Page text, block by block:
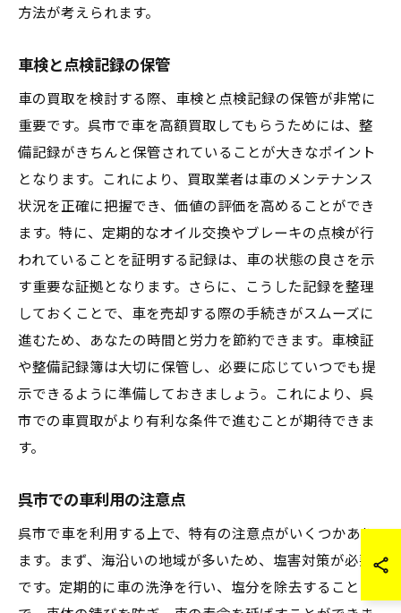
方法が考えられます。
車検と点検記録の保管
車の買取を検討する際、車検と点検記録の保管が非常に
重要です。呉市で車を高額買取してもらうためには、整
備記録がきちんと保管されていることが大きなポイント
となります。これにより、買取業者は車のメンテナンス
状況を正確に把握でき、価値の評価を高めることができ
ます。特に、定期的なオイル交換やブレーキの点検が行
われていることを証明する記録は、車の状態の良さを示
す重要な証拠となります。さらに、こうした記録を整理
しておくことで、車を売却する際の手続きがスムーズに
進むため、あなたの時間と労力を節約できます。車検証
や整備記録簿は大切に保管し、必要に応じていつでも提
示できるように準備しておきましょう。これにより、呉
市での車買取がより有利な条件で進むことが期待できま
す。
呉市での車利用の注意点
呉市で車を利用する上で、特有の注意点がいくつかあり
ます。まず、海沿いの地域が多いため、塩害対策が必要
です。定期的に車の洗浄を行い、塩分を除去すること